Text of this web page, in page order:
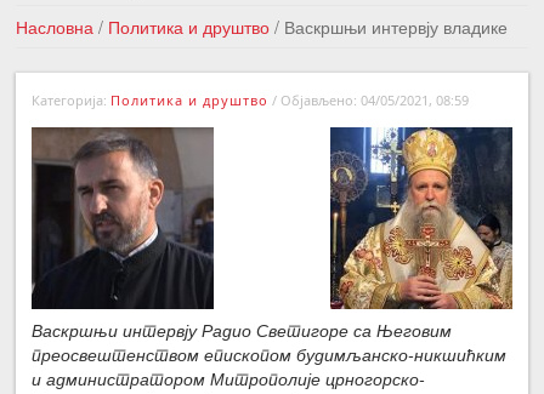
Насловна / Политика и друштво / Васкршњи интервју владике
Јоаникија
←Претходна вест
Следећа вест →
Категорија: Политика и друштво / Објављено: 04/05/2021, 08:59
Васкршњи интервју Радио Светигоре са Његовим
преосвештенством епископом будимљанско-никшићким
и администратором Митрополије црногорско-